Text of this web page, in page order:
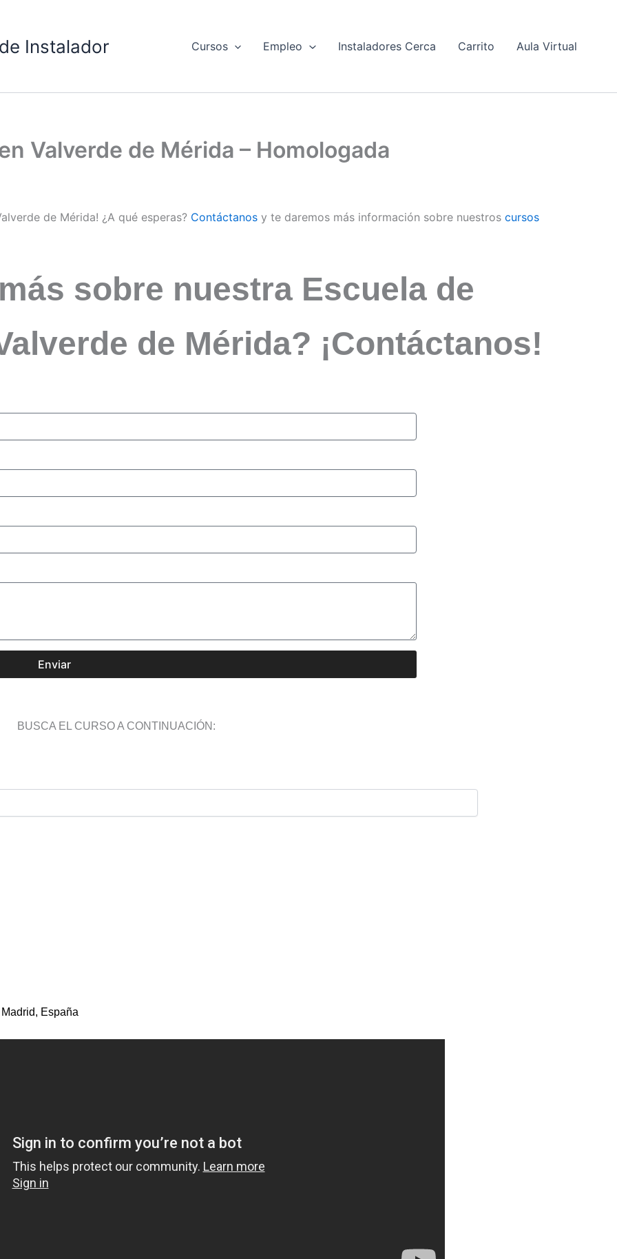
Instalador Cursos Empleo Instaladores Cerca Carrito Aula Virtual
Valverde de Mérida – Homologada
de Mérida! ¿A qué esperas? Contáctanos y te daremos más información sobre nuestros cursos
sobre nuestra Escuela de
de Mérida? ¡Contáctanos!
Enviar
BUSCA EL CURSO A CONTINUACIÓN:
España